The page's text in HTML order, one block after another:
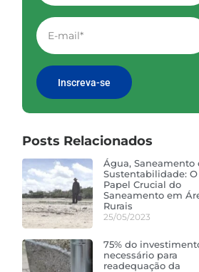
Inscreva-se
Posts Relacionados
Água, Saneamento
Sustentabilidade: O
Papel Crucial do
Saneamento em
Rurais
25/05/2023
75% do
necessário para
readequação da